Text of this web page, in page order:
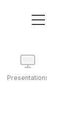
Presentations